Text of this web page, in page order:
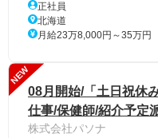
正社員
北海道
月給23万8,000円～35万円
NEW
08月開始/「土日祝休
仕事/保健師/紹介予定
株式会社パソナ